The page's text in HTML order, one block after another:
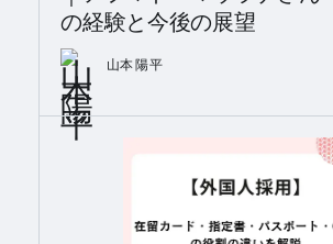
の経験と今後の展望
山本 陽平